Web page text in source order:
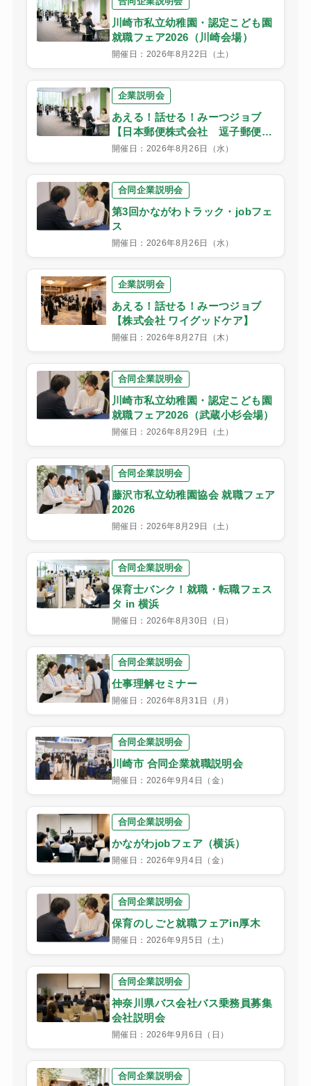
川崎市私立幼稚園・認定こども園
就職フェア2026（川崎会場）
開催日：2026年8月22日（土）
企業説明会
あえる！話せる！みーつジョブ
【日本郵便株式会社 逗子郵便
局】
開催日：2026年8月26日（水）
合同企業説明会
第3回かながわトラック・jobフェ
ス
開催日：2026年8月26日（水）
企業説明会
あえる！話せる！みーつジョブ
【株式会社 ワイグッドケア】
開催日：2026年8月27日（木）
合同企業説明会
川崎市私立幼稚園・認定こども園
就職フェア2026（武蔵小杉会場）
開催日：2026年8月29日（土）
合同企業説明会
藤沢市私立幼稚園協会 就職フェア
2026
開催日：2026年8月29日（土）
合同企業説明会
保育士バンク！就職・転職フェス
タ in 横浜
開催日：2026年8月30日（日）
合同企業説明会
仕事理解セミナー
開催日：2026年8月31日（月）
合同企業説明会
川崎市 合同企業就職説明会
開催日：2026年9月4日（金）
合同企業説明会
かながわjobフェア（横浜）
開催日：2026年9月4日（金）
合同企業説明会
保育のしごと就職フェアin厚木
開催日：2026年9月5日（土）
合同企業説明会
神奈川県バス会社バス乗務員募集
会社説明会
開催日：2026年9月6日（日）
合同企業説明会